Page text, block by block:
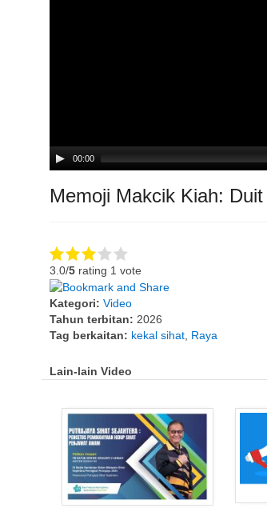
00:00
Memoji Makcik Kiah:
3.0/5 rating 1 vote
Kategori: Video
Tahun terbitan: 2026
Tag berkaitan: kekal sihat, Raya
Lain-lain Video